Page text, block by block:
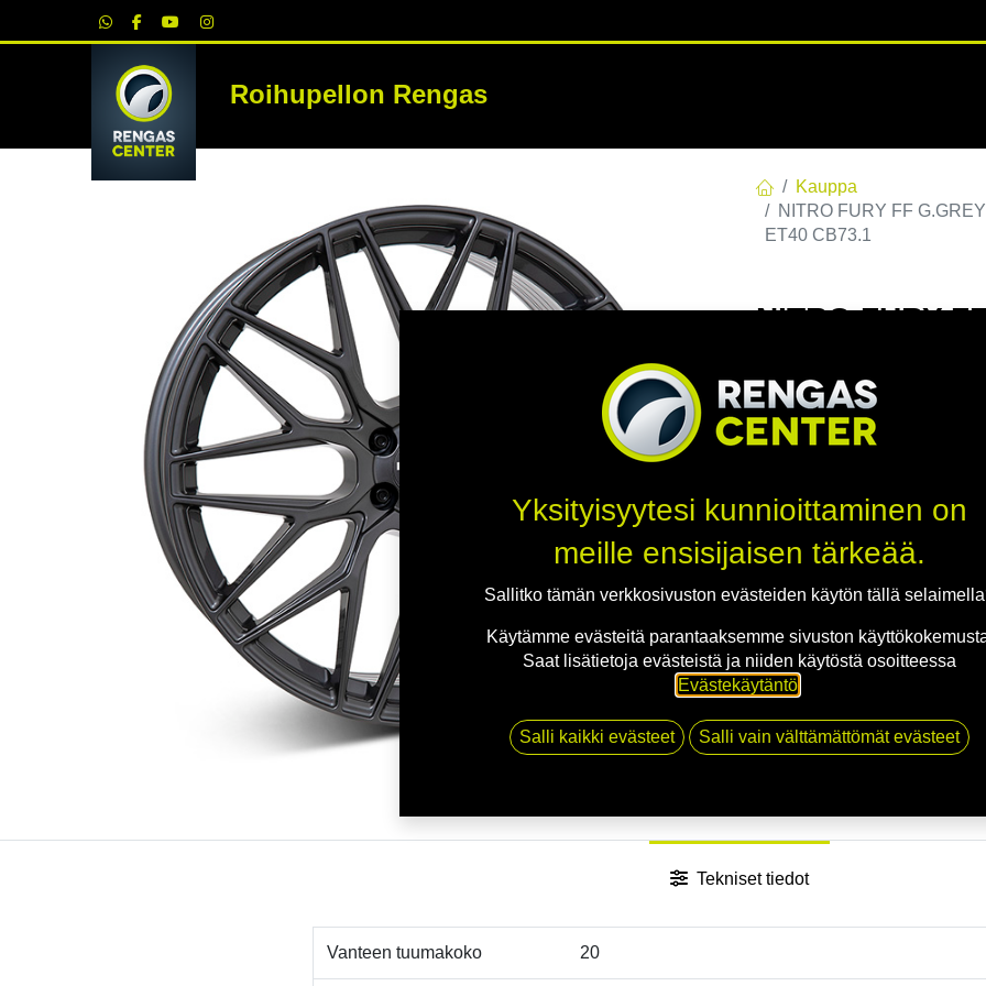
Roihupellon RengasRENKAAT
Kauppa
NITRO FURY FF
ET40 CB73.1
NITRO FURY
EAN:7332818109563
Tällä tuotteella ei ole
Jaa
Toimitusehdot
Tekniset tiedot
Vanteen tuumakoko 20
Yksityisyytesi kunnioittaminen on
meille ensisijaisen tärkeää.
Sallitko tämän verkkosivuston evästeiden käytön tällä
Käytämme evästeitä parantaaksemme sivuston
Saat lisätietoja evästeistä ja niiden käytöstä osoitteessa
Evästekäytäntö.
Salli kaikki evästeet Salli vain välttämättömät evästeet